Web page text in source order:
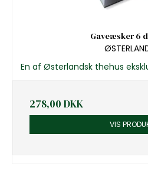
Gaveæsker 6
En af Østerlandsk thehus
278,00 DKK
VIS